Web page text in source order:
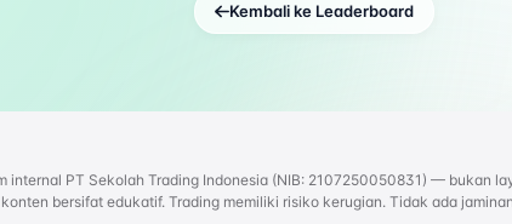
Kembali ke Leaderboard
internal PT Sekolah Trading Indonesia (NIB: 2107250050831) — bukan
bersifat edukatif. Trading memiliki risiko kerugian. Tidak ada